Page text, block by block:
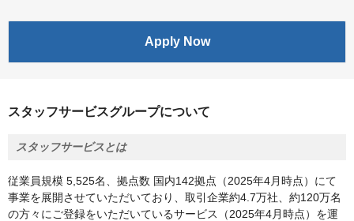
Apply Now
スタッフサービスグループについて
スタッフサービスとは
従業員規模 5,525名、拠点数 国内142拠点（2025年4月時点）にて
事業を展開させていただいており、取引企業約4.7万社、約120万名
の方々にご登録をいただいているサービス（2025年4月時点）を運